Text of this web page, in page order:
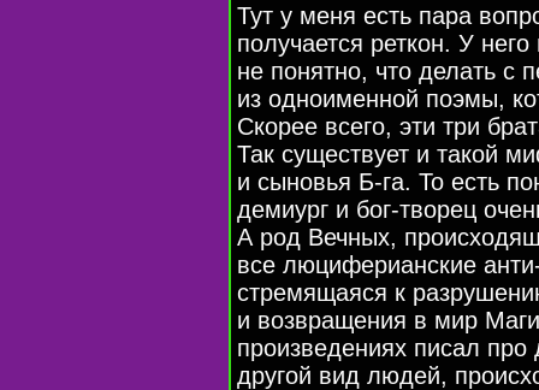
Тут у меня есть пара
получается реткон. У
не понятно, что делать с
из одноименной поэмы,
Скорее всего, эти три
Так существует и такой
и сыновья Б-га. То есть
демиург и бог-творец
А род Вечных,
все люциферианские
стремящаяся к
и возвращения в мир
произведениях писал
другой вид людей,